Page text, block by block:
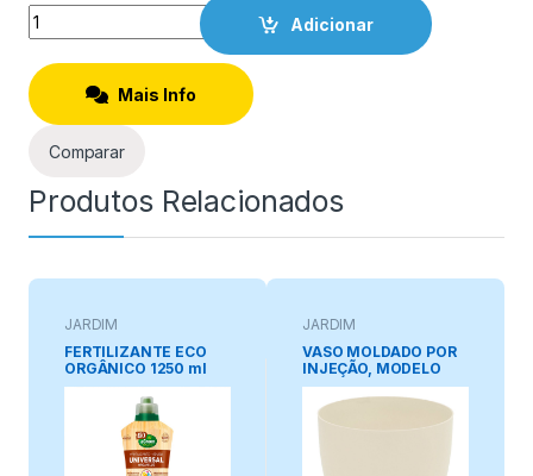
Quantity
Adicionar
Mais Info
Comparar
Produtos Relacionados
JARDIM
FERTILIZANTE ECO
ORGÂNICO 1250 ml
JARDIM
VASO MOLDADO POR
INJEÇÃO, MODELO
TIGELA, COR CRU,
Ø26 cm